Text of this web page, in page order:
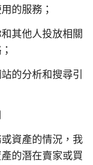
的服務；
其他人投放相關
的分析和搜尋引
資產的情況，我
的潛在賣家或買